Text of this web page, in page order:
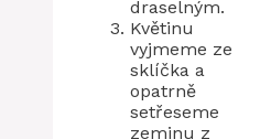
draselným.
Květinu
vyjmeme ze
sklíčka a
opatrně
setřeseme
zeminu z